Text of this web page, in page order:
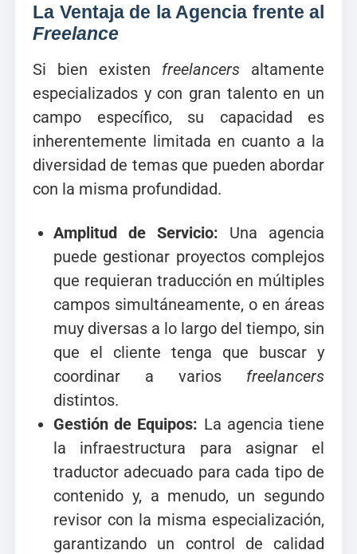
La Ventaja de la Agencia frente al
Freelance
Si bien existen freelancers altamente
especializados y con gran talento en un
campo específico, su capacidad es
inherentemente limitada en cuanto a la
diversidad de temas que pueden abordar
con la misma profundidad.
Amplitud de Servicio: Una agencia
puede gestionar proyectos complejos
que requieran traducción en múltiples
campos simultáneamente, o en áreas
muy diversas a lo largo del tiempo, sin
que el cliente tenga que buscar y
coordinar a varios freelancers
distintos.
Gestión de Equipos: La agencia tiene
la infraestructura para asignar el
traductor adecuado para cada tipo de
contenido y, a menudo, un segundo
revisor con la misma especialización,
garantizando un control de calidad